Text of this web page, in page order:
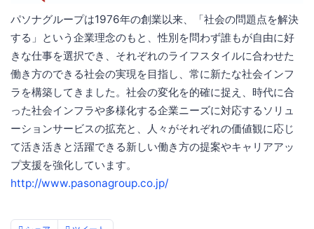
パソナグループは1976年の創業以来、「社会の問題点を解決
する」という企業理念のもと、性別を問わず誰もが自由に好
きな仕事を選択でき、それぞれのライフスタイルに合わせた
働き方のできる社会の実現を目指し、常に新たな社会インフ
ラを構築してきました。社会の変化を的確に捉え、時代に合
った社会インフラや多様化する企業ニーズに対応するソリュ
ーションサービスの拡充と、人々がそれぞれの価値観に応じ
て活き活きと活躍できる新しい働き方の提案やキャリアアッ
プ支援を強化しています。
http://www.pasonagroup.co.jp/